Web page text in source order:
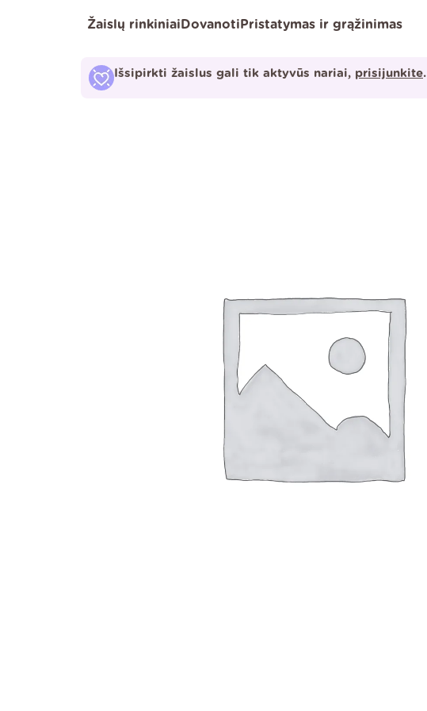
Žaislų rinkiniai Dovanoti Pristatymas ir grąžinimas
Išsipirkti žaislus gali tik aktyvūs nariai, prisijunkite.